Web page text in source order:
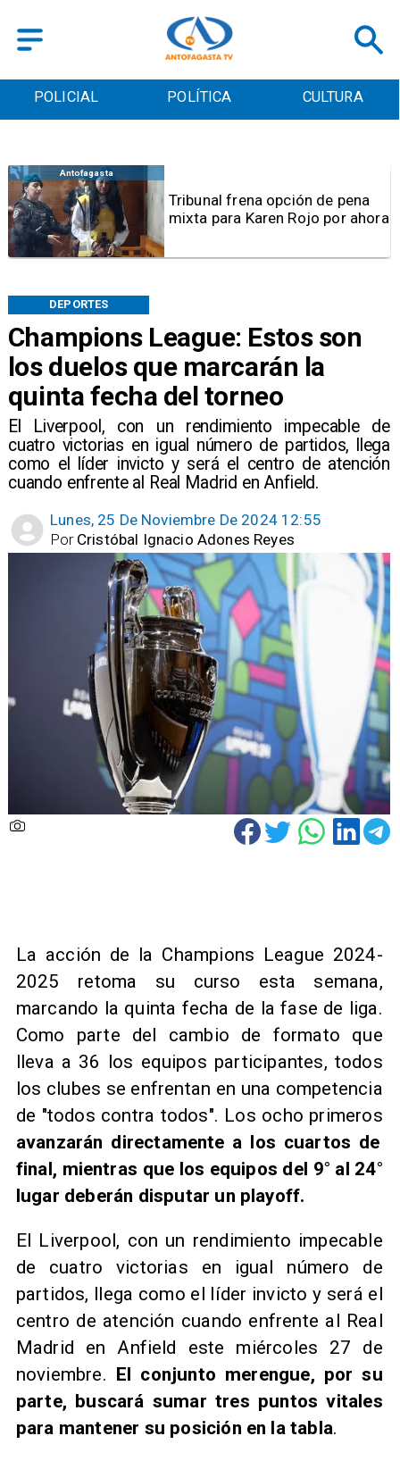
POLICIAL POLÍTICA CULTURA
Champions League: Estos son
los duelos que marcarán la
quinta fecha del torneo
​El Liverpool, con un rendimiento impecable de
cuatro victorias en igual número de partidos, llega
como el líder invicto y será el centro de atención
cuando enfrente al Real Madrid en Anfield.
DEPORTES
Lunes, 25 De Noviembre De 2024 12:55
Cristóbal Ignacio Adones Reyes
Por
Antofagasta
Tribunal frena opción de pena
mixta para Karen Rojo por ahora
La acción de la Champions League 2024-
2025 retoma su curso esta semana,
marcando la quinta fecha de la fase de liga.
Como parte del cambio de formato que
lleva a 36 los equipos participantes, todos
los clubes se enfrentan en una competencia
de "todos contra todos". Los ocho primeros
avanzarán directamente a los cuartos de
final, mientras que los equipos del 9° al 24°
lugar deberán disputar un playoff.
El Liverpool, con un rendimiento impecable
de cuatro victorias en igual número de
partidos, llega como el líder invicto y será el
centro de atención cuando enfrente al Real
Madrid en Anfield este miércoles 27 de
noviembre. El conjunto merengue, por su
parte, buscará sumar tres puntos vitales
para mantener su posición en la tabla.